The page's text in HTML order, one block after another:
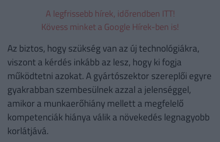
A legfrissebb hírek, időrendben ITT!
Kövess minket a Google Hírek-ben is!
Az biztos, hogy szükség van az új technológiákra,
viszont a kérdés inkább az lesz, hogy ki fogja
működtetni azokat. A gyártószektor szereplői egyre
gyakrabban szembesülnek azzal a jelenséggel,
amikor a munkaerőhiány mellett a megfelelő
kompetenciák hiánya válik a növekedés legnagyobb
korlátjává.